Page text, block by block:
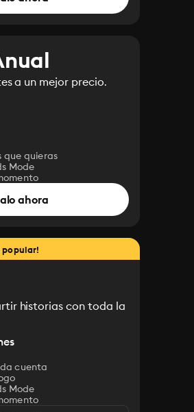
a un mejor precio.
que quieras
Mode
ahora
popular!
historias con toda la
cuenta
Mode